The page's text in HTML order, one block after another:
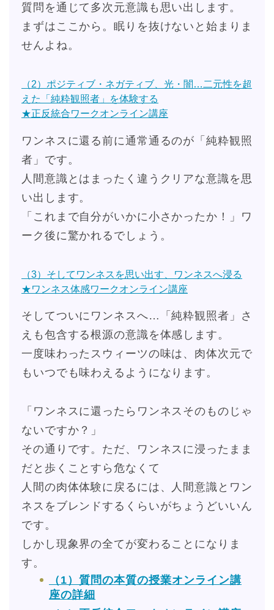
質問を通じて多次元意識も思い出します。
まずはここから。眠りを抜けないと始まりま
せんよね。
（2）ポジティブ・ネガティブ、光・闇…二元性を超
えた「純粋観照者」を体験する
★正反統合ワークオンライン講座
ワンネスに還る前に通常通るのが「純粋観照
者」です。
人間意識とはまったく違うクリアな意識を思
い出します。
「これまで自分がいかに小さかったか！」ワ
ーク後に驚かれるでしょう。
（3）そしてワンネスを思い出す、ワンネスへ浸る
★ワンネス体感ワークオンライン講座
そしてついにワンネスへ…「純粋観照者」さ
えも包含する根源の意識を体感します。
一度味わったスウィーツの味は、肉体次元で
もいつでも味わえるようになります。
「ワンネスに還ったらワンネスそのものじゃ
ないですか？」
その通りです。ただ、ワンネスに浸ったまま
だと歩くことすら危なくて
人間の肉体体験に戻るには、人間意識とワン
ネスをブレンドするくらいがちょうどいいん
です。
しかし現象界の全てが変わることになりま
す。
（1）質問の本質の授業オンライン講
座の詳細